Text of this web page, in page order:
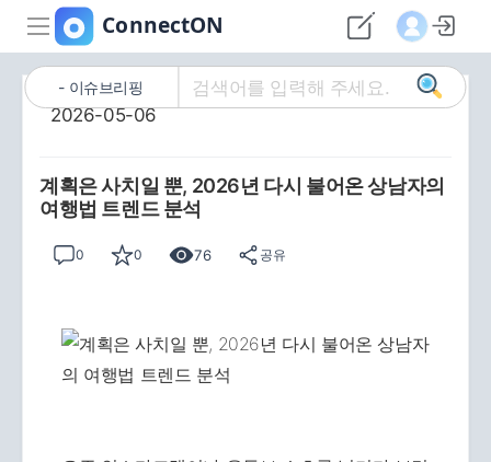
이슈브리핑
2026-05-06
계획은 사치일 뿐, 2026년 다시 불어온 상남자의
여행법 트렌드 분석
0 0 76 공유